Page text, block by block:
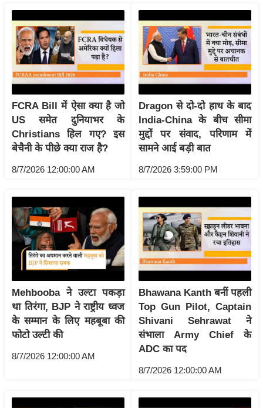
N
e
w
s
ला
इ
फ
स्टा
इ
क्नॉ
लॉ
जी
ब्यू
फै
श
न
घ
रे
स्खे
FCRA Bill में ऐसा क्या है जो
US समेत दुनियाभर के
Christians हिल गए? इस
बेचैनी के पीछे क्या राज है?
8/7/2026 12:00:00 AM
Dragon से दो-दो हाथ के बाद
India-China के बीच सीमा
मुद्दों पर संवाद, परिणाम में
सामने आई बड़ी बात
8/7/2026 3:59:00 PM
Mehbooba ने उल्टा पकड़ा
था तिरंगा, BJP ने राष्ट्रीय ध्वज
के सम्मान के लिए महबूबा की
फोटो उल्टी की
8/7/2026 12:00:00 AM
Bhawana Kanth बनीं पहली
Top Gun Pilot, Captain
Shivani Sehrawat ने
संभाला Army Chief के
ADC का पद
8/7/2026 12:00:00 AM